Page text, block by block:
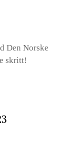
Den Norske
skritt!